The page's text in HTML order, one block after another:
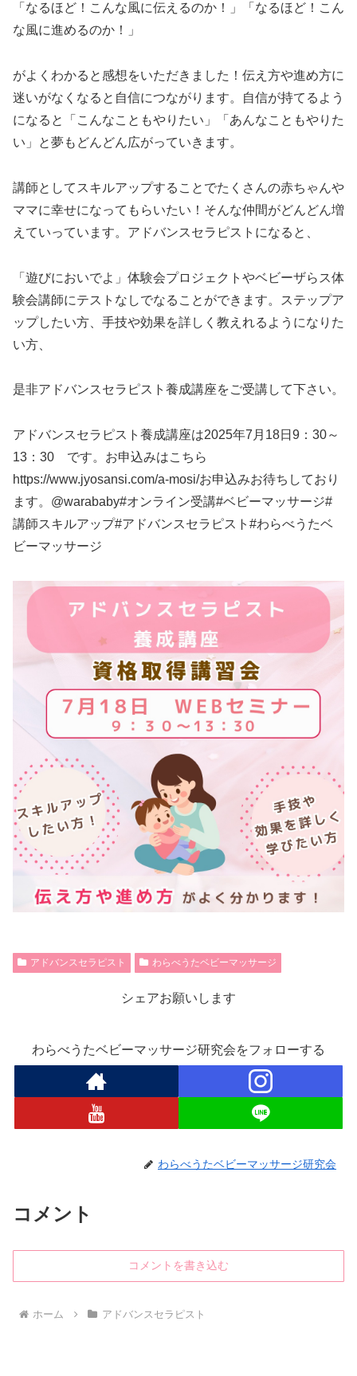
「なるほど！こんな風に伝えるのか！」「なるほど！こん
な風に進めるのか！」
がよくわかると感想をいただきました！伝え方や進め方に
迷いがなくなると自信につながります。自信が持てるよう
になると「こんなこともやりたい」「あんなこともやりた
い」と夢もどんどん広がっていきます。
講師としてスキルアップすることでたくさんの赤ちゃんや
ママに幸せになってもらいたい！そんな仲間がどんどん増
えていっています。アドバンスセラピストになると、
「遊びにおいでよ」体験会プロジェクトやベビーザらス体
験会講師にテストなしでなることができます。ステップア
ップしたい方、手技や効果を詳しく教えれるようになりた
い方、
是非アドバンスセラピスト養成講座をご受講して下さい。
アドバンスセラピスト養成講座は2025年7月18日9：30～
13：30 です。お申込みはこちら
https://www.jyosansi.com/a-mosi/お申込みお待ちしており
ます。@warababy#オンライン受講#ベビーマッサージ#
講師スキルアップ#アドバンスセラピスト#わらべうたベ
ビーマッサージ
アドバンスセラピスト わらべうたベビーマッサージ
シェアお願いします
わらべうたベビーマッサージ研究会をフォローする
わらべうたベビーマッサージ研究会
コメント
コメントを書き込む
ホーム アドバンスセラピスト